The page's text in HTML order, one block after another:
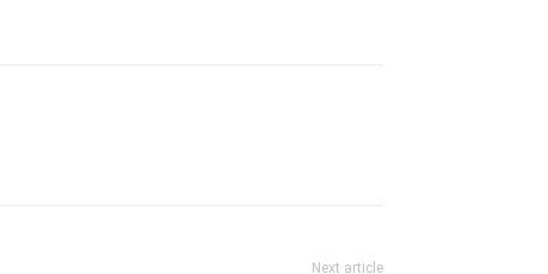
Next article